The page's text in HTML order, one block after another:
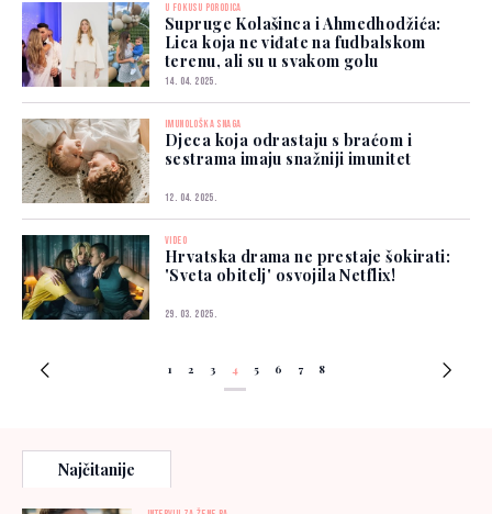
U FOKUSU PORODICA
Supruge Kolašinca i Ahmedhodžića:
Lica koja ne viđate na fudbalskom
terenu, ali su u svakom golu
14. 04. 2025.
IMUNOLOŠKA SNAGA
Djeca koja odrastaju s braćom i
sestrama imaju snažniji imunitet
12. 04. 2025.
VIDEO
Hrvatska drama ne prestaje šokirati:
'Sveta obitelj' osvojila Netflix!
29. 03. 2025.
1 2 3 4 5 6 7 8
Najčitanije